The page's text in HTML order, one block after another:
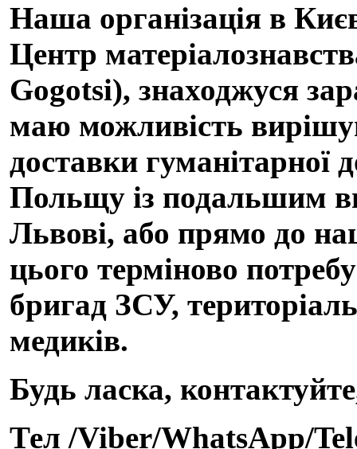
Наша організація в
Центр
Gogotsi), знаходжуся
маю можливість
доставки гуманітарної
Польщу із подальшим
Львові, або прямо до
цього терміново
бригад ЗСУ,
медиків.
Будь ласка,
Тел /Viber/WhatsApp/